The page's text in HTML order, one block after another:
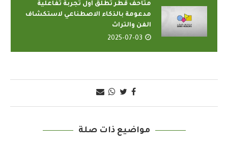
متاحف قطر تطلق أول تجربة تفاعلية
مدعومة بالذكاء الاصطناعي لاستكشاف
الفن والتراث
2025-07-03
مواضيع ذات صلة